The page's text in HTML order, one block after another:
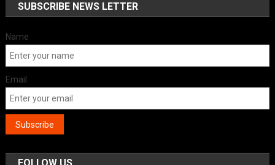
SUBSCRIBE NEWS LETTER
Name
Email